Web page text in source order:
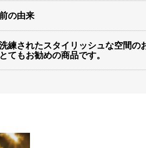
の由来
練されたスタイリッシュな空間の
てもお勧めの商品です。